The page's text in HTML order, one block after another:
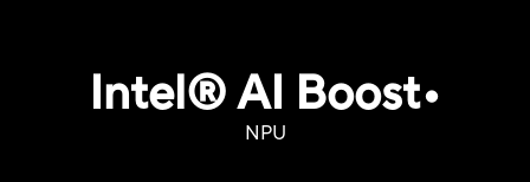
Intel® AI Boost•
NPU